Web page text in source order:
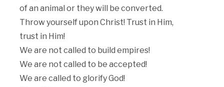
of an animal or they will be converted.
Throw yourself upon Christ! Trust in Him,
trust in Him!
We are not called to build empires!
We are not called to be accepted!
We are called to glorify God!